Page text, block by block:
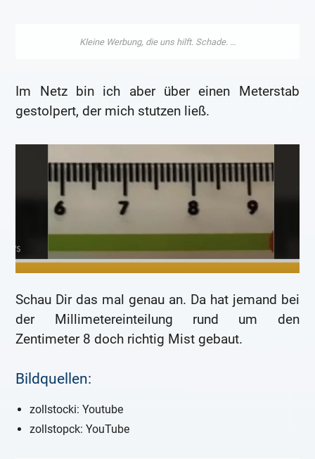
Im Netz bin ich aber über einen Meterstab
gestolpert, der mich stutzen ließ.
Schau Dir das mal genau an. Da hat jemand bei
der Millimetereinteilung rund um den
Zentimeter 8 doch richtig Mist gebaut.
Bildquellen:
zollstocki: Youtube
zollstopck: YouTube